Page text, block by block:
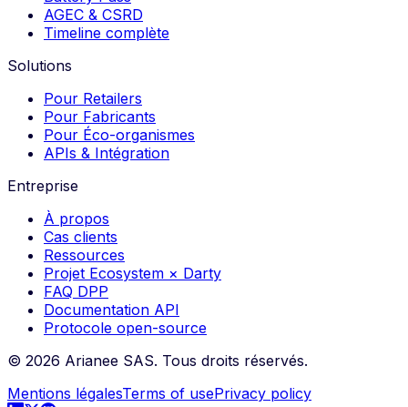
AGEC & CSRD
Timeline complète
Solutions
Pour Retailers
Pour Fabricants
Pour Éco-organismes
APIs & Intégration
Entreprise
À propos
Cas clients
Ressources
Projet Ecosystem × Darty
FAQ DPP
Documentation API
Protocole open-source
© 2026 Arianee SAS. Tous droits réservés.
Mentions légalesTerms of usePrivacy policy